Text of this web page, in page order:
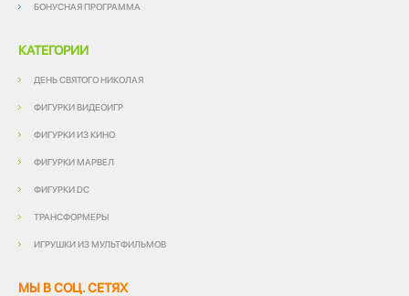
БОНУСНАЯ ПРОГРАММА
КАТЕГОРИИ
ДЕНЬ СВЯТОГО НИКОЛАЯ
ФИГУРКИ ВИДЕОИГР
ФИГУРКИ ИЗ КИНО
ФИГУРКИ МАРВЕЛ
ФИГУРКИ DC
ТРАНСФОРМЕРЫ
ИГРУШКИ ИЗ МУЛЬТФИЛЬМОВ
МЫ В СОЦ. СЕТЯХ